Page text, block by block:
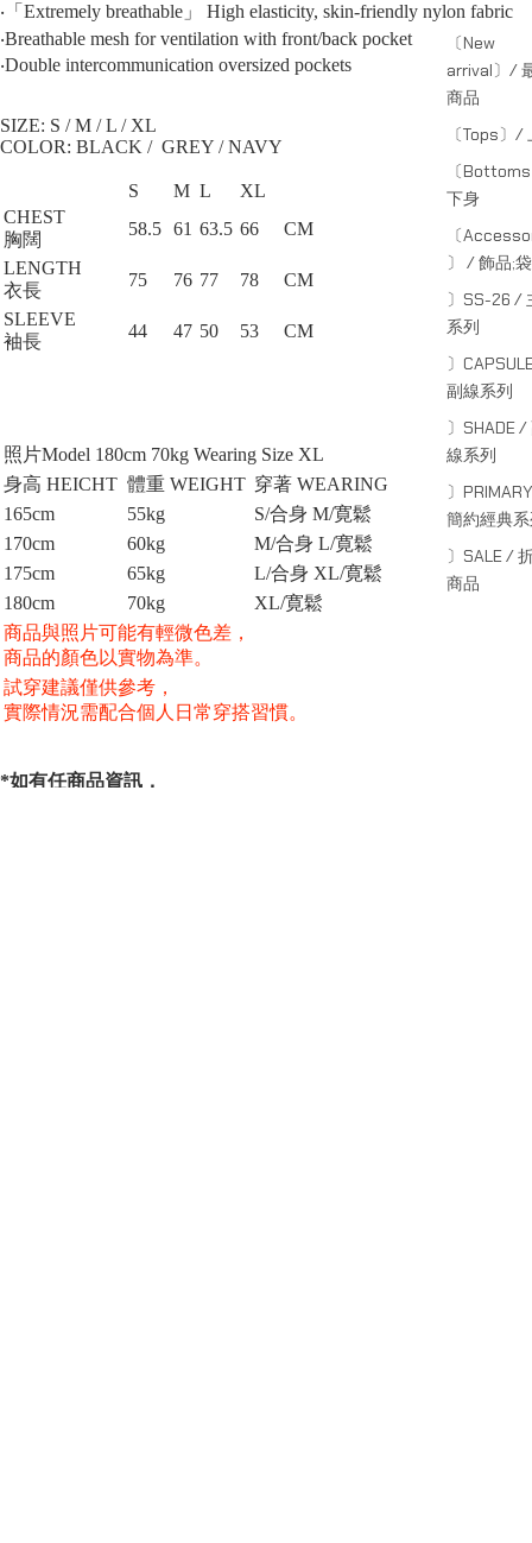
〔New
arrival〕/
商品
〔Tops〕/
〔
下身
〔
〕 / 飾品;袋
〕SS-26 /
系列
〕
副線系列
〕SHADE /
線系列
〕
簡約經典
〕SALE /
商品
‧「Extremely breathable」 High elasticity, skin-friendly nylon fabric
‧Breathable mesh for ventilation with front/back pocket
‧Double intercommunication oversized pockets
SIZE: S / M / L / XL⁠
COLOR: BLACK / GREY / NAVY
S M L
XL
CHEST
胸闊
58.5 61 63.5 66
CM
LENGTH
衣長
75 76 77 78
CM
SLEEVE
袖長
44 47 50 53 CM
照片Model 180cm 70kg Wearing Size XL
身高 HEICHT 體重 WEIGHT 穿著 WEARING
165cm
55kg
S/合身 M/寛鬆
170cm
60kg
M/合身 L/寛鬆
175cm
65kg
L/合身 XL/寛鬆
180cm
70kg XL/寛鬆
商品與照片可能有輕微色差，
商品的顏色以實物為準。
試穿建議僅供參考，
實際情況需配合個人日常穿搭習慣。
*如有任商品資訊，